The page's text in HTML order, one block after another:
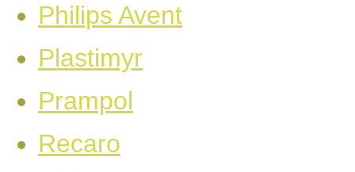
Philips Avent
Plastimyr
Prampol
Recaro